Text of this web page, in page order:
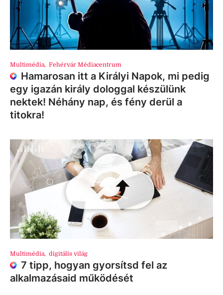
Multimédia, Fehérvár Médiacentrum
Hamarosan itt a Királyi Napok, mi pedig
egy igazán király dologgal készülünk
nektek! Néhány nap, és fény derül a
titokra!
Multimédia, digitális világ
7 tipp, hogyan gyorsítsd fel az
alkalmazásaid működését